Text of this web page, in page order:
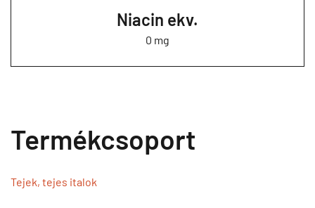
Niacin ekv.
0 mg
Termékcsoport
Tejek, tejes italok